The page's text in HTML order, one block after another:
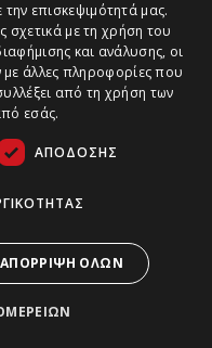
επισκεψιμότητά μας.
με τη χρήση του
και ανάλυσης, οι
με άλλες πληροφορίες που
από τη χρήση των
εσάς.
ΑΠΌΔΟΣΗΣ
ΑΠΌΡΡΙΨΗ ΌΛΩΝ